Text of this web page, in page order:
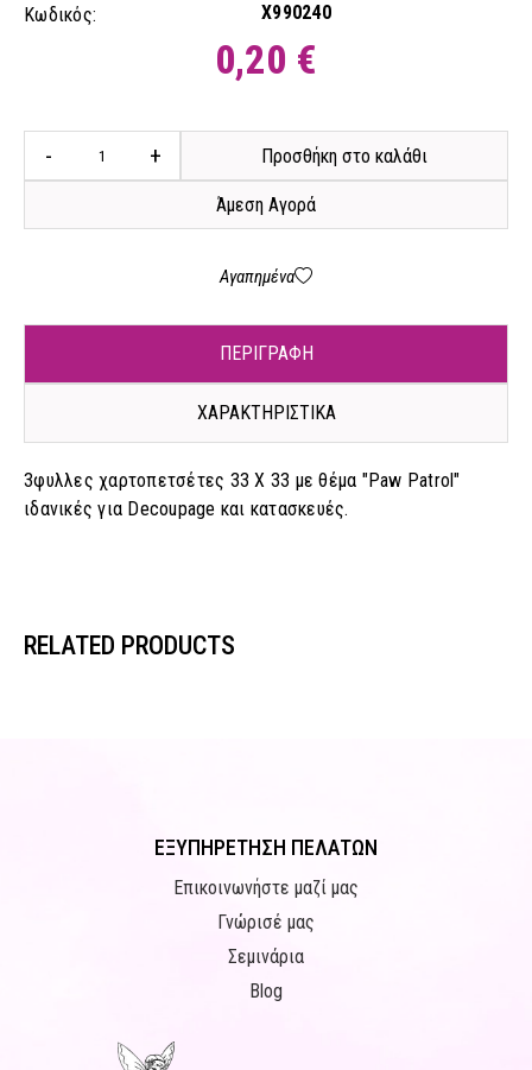
Κωδικός:
X990240
0,20 €
- + Προσθήκη στο καλάθι
Άμεση Αγορά
Αγαπημένα
ΠΕΡΙΓΡΑΦΗ
ΧΑΡΑΚΤΗΡΙΣΤΙΚΑ
3φυλλες χαρτοπετσέτες 33 X 33 με θέμα "Paw Patrol"
ιδανικές για Decoupage και κατασκευές.
RELATED PRODUCTS
ΕΞΥΠΗΡΕΤΗΣΗ ΠΕΛΑΤΩΝ
Επικοινωνήστε μαζί μας
Γνώρισέ μας
Σεμινάρια
Blog